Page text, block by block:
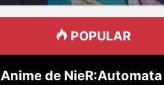
POPULAR
Anime de